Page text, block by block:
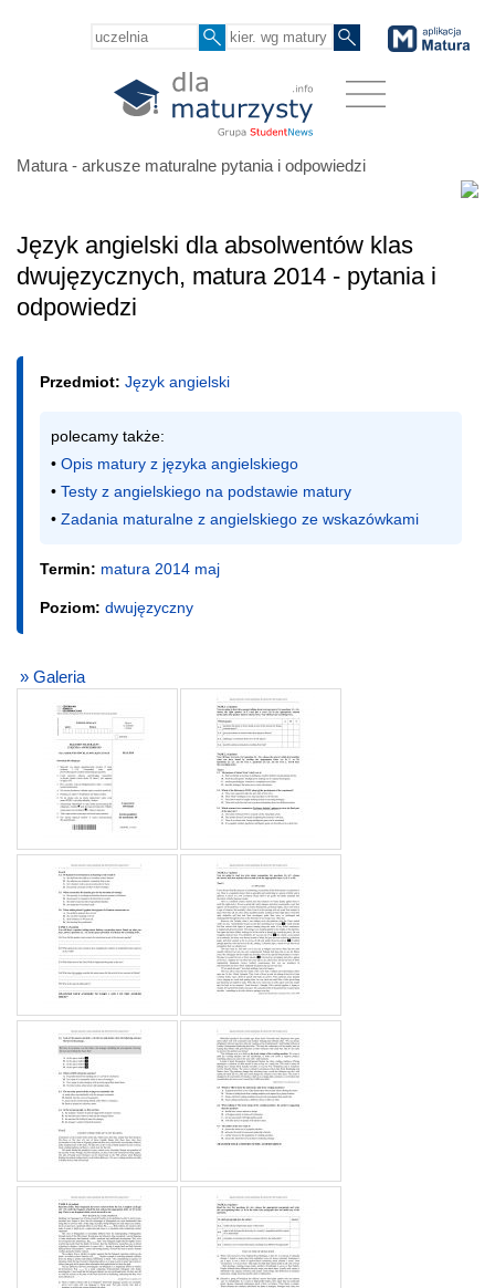
Matura - arkusze maturalne pytania i odpowiedzi
Język angielski dla absolwentów klas
dwujęzycznych, matura 2014 - pytania i
odpowiedzi
Przedmiot: Język angielski
polecamy także:
• Opis matury z języka angielskiego
• Testy z angielskiego na podstawie matury
• Zadania maturalne z angielskiego ze wskazówkami
Termin: matura 2014 maj
Poziom: dwujęzyczny
» Galeria